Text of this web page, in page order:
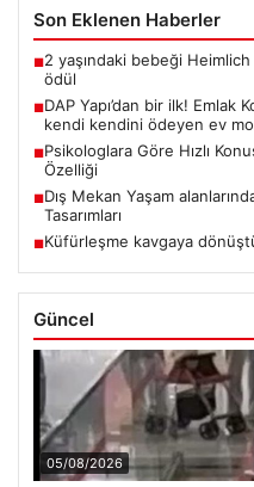
Son Eklenen Haberler
■2 yaşındaki bebeği
ödül
■DAP Yapı’dan bir ilk!
kendi kendini ödeyen ev
■Psikologlara Göre Hızlı
Özelliği
■Dış Mekan Yaşam
Tasarımları
■Küfürleşme kavgaya
Güncel
05/08/2026